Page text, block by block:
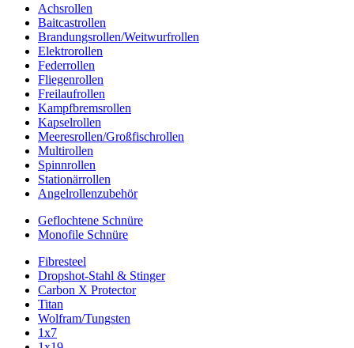
Achsrollen
Baitcastrollen
Brandungsrollen/Weitwurfrollen
Elektrorollen
Federrollen
Fliegenrollen
Freilaufrollen
Kampfbremsrollen
Kapselrollen
Meeresrollen/Großfischrollen
Multirollen
Spinnrollen
Stationärrollen
Angelrollenzubehör
Geflochtene Schnüre
Monofile Schnüre
Fibresteel
Dropshot-Stahl & Stinger
Carbon X Protector
Titan
Wolfram/Tungsten
1x7